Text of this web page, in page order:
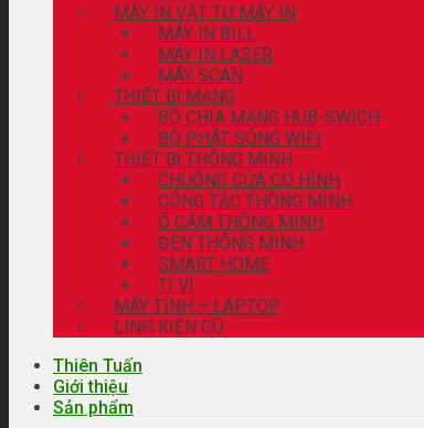
MÁY IN VẬT TƯ MÁY IN
MÁY IN BILL
MÁY IN LASER
MÁY SCAN
THIẾT BỊ MẠNG
BỘ CHIA MẠNG HUB-SWICH
BỘ PHÁT SÓNG WIFI
THIẾT BỊ THÔNG MINH
CHUÔNG CỬA CÓ HÌNH
CÔNG TẮC THÔNG MINH
Ổ CẮM THÔNG MINH
ĐÈN THÔNG MINH
SMART HOME
TI VI
MÁY TÍNH – LAPTOP
LINH KIỆN CŨ
Thiên Tuấn
Giới thiệu
Sản phẩm